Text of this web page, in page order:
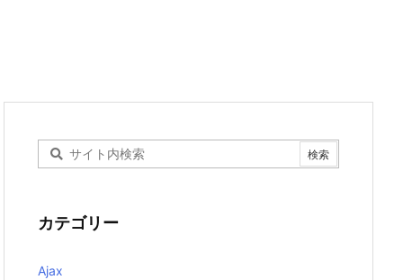
カテゴリー
Ajax